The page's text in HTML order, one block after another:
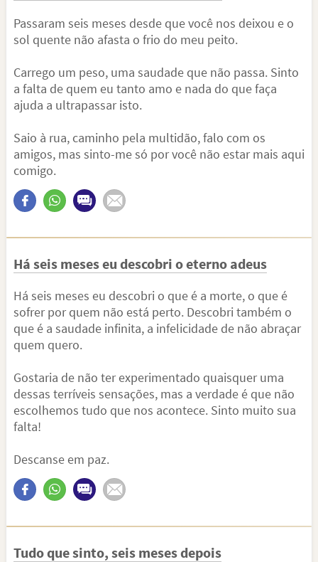
Passaram seis meses desde que você nos deixou e o
sol quente não afasta o frio do meu peito.
Carrego um peso, uma saudade que não passa. Sinto
a falta de quem eu tanto amo e nada do que faça
ajuda a ultrapassar isto.
Saio à rua, caminho pela multidão, falo com os
amigos, mas sinto-me só por você não estar mais aqui
comigo.
Há seis meses eu descobri o eterno adeus
Há seis meses eu descobri o que é a morte, o que é
sofrer por quem não está perto. Descobri também o
que é a saudade infinita, a infelicidade de não abraçar
quem quero.
Gostaria de não ter experimentado quaisquer uma
dessas terríveis sensações, mas a verdade é que não
escolhemos tudo que nos acontece. Sinto muito sua
falta!
Descanse em paz.
Tudo que sinto, seis meses depois